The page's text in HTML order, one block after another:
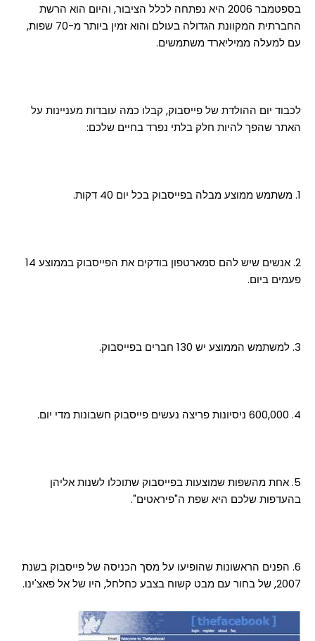
בספטמבר 2006 היא נפתחה לכלל הציבור, והיום הוא הרשת
החברתית המקוונת הגדולה בעולם והוא זמין ביותר מ-70 שפות,
עם למעלה ממיליארד משתמשים.
לכבוד יום ההולדת של פייסבוק, קבלו כמה עובדות מעניינות על
האתר שהפך להיות חלק בלתי נפרד בחיים שלכם:
1. משתמש ממוצע מבלה בפייסבוק בכל יום 40 דקות.
2. אנשים שיש להם סמארטפון בודקים את הפייסבוק בממוצע 14
פעמים ביום.
3. למשתמש הממוצע יש 130 חברים בפייסבוק.
4. 600,000 ניסיונות פריצה נעשים פייסבוק חשבונות מדי יום.
5. אחת מהשפות שמוצעות בפייסבוק שתוכלו לשנות אליהן
בהעדפות שלכם היא שפת ה"פיראטים".
6. הפנים הראשונות שהופיעו על מסך הכניסה של פייסבוק בשנת
2007, של בחור עם מבט קשוח בצבע כחלחל, היו של אל פאצ'ינו.